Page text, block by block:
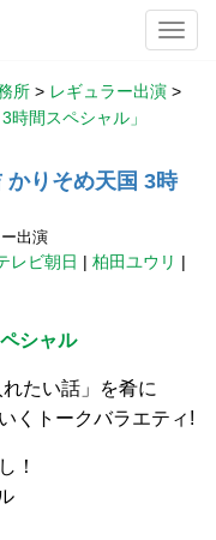
所 > レギュラー出演 >
間スペシャル」
かりそめ天国 3時
出演
レビ朝日 | 柏田ユウリ |
シャル
たい話」を肴に
くトークバラエティ!
！